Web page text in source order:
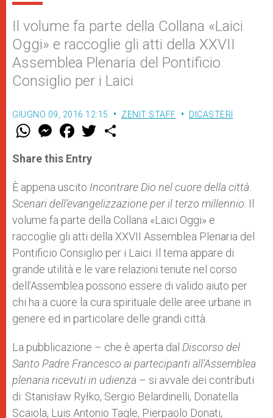
Il volume fa parte della Collana «Laici
Oggi» e raccoglie gli atti della XXVII
Assemblea Plenaria del Pontificio
Consiglio per i Laici
GIUGNO 09, 2016 12:15 ZENIT STAFF DICASTERI
W
t
s
p
p
M
e
s
e
g
e
r
F
a
e
b
o
k
w
r
Share this Entry
È appena uscito Incontrare Dio nel cuore della città.
Scenari dell’evangelizzazione per il terzo millennio. Il
volume fa parte della Collana «Laici Oggi» e
raccoglie gli atti della XXVII Assemblea Plenaria del
Pontificio Consiglio per i Laici. Il tema appare di
grande utilità e le vare relazioni tenute nel corso
dell’Assemblea possono essere di valido aiuto per
chi ha a cuore la cura spirituale delle aree urbane in
genere ed in particolare delle grandi città.
La pubblicazione – che è aperta dal Discorso del
Santo Padre Francesco ai partecipanti all’Assemblea
plenaria ricevuti in udienza – si avvale dei contributi
di: Stanisław Ryłko, Sergio Belardinelli, Donatella
Scaiola, Luis Antonio Tagle, Pierpaolo Donati,